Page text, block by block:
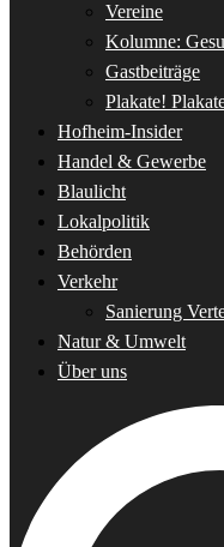
Vereine
Kolumne:
Gastbeiträge
Plakate!
Hofheim-Insider
Handel & Gewerbe
Blaulicht
Lokalpolitik
Behörden
Verkehr
Sanierung
Natur & Umwelt
Über uns